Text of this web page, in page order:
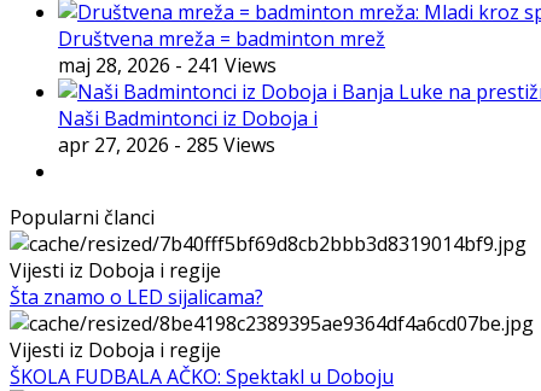
Društvena mreža = badminton mrež
maj 28, 2026 - 241 Views
Naši Badmintonci iz Doboja i
apr 27, 2026 - 285 Views
Popularni članci
Vijesti iz Doboja i regije
Šta znamo o LED sijalicama?
Vijesti iz Doboja i regije
ŠKOLA FUDBALA AČKO: Spektakl u Doboju